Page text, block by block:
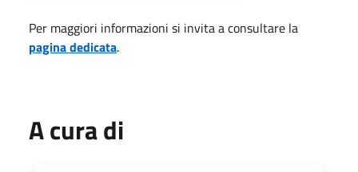
Per maggiori informazioni si invita a consultare la
pagina dedicata.
A cura di